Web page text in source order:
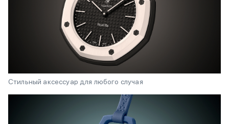
Стильный аксессуар для любого случая